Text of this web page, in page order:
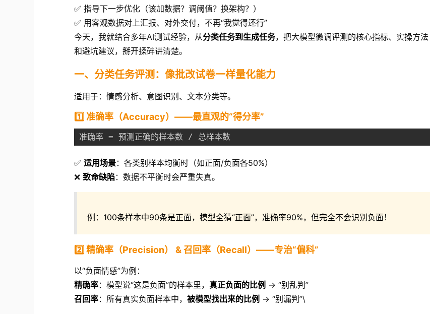
✅ 指导下一步优化（该加数据？调阈值？换架构？）
✅ 用客观数据对上汇报、对外交付，不再“我觉得还行”
今天，我就结合多年AI测试经验，从分类任务到生成任务，把大模型微调评测的核心指标、实操方法
和避坑建议，掰开揉碎讲清楚。
一、分类任务评测：像批改试卷一样量化能力
适用于：情感分析、意图识别、文本分类等。
1️⃣ 准确率（Accuracy）——最直观的“得分率”
准确率 = 预测正确的样本数 / 总样本数
✅适用场景：各类别样本均衡时（如正面/负面各50%）
❌致命缺陷：数据不平衡时会严重失真。
例：100条样本中90条是正面，模型全猜“正面”，准确率90%，但完全不会识别负面！
2️⃣ 精确率（Precision） & 召回率（Recall）——专治“偏科”
以“负面情感”为例：
精确率：模型说“这是负面”的样本里， 真正负面的比例 → “别乱判”
召回率：所有真实负面样本中，被模型找出来的比例 → “别漏判”\